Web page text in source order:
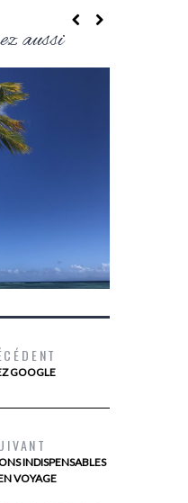
aussi
EN GRANDE
GOOGLE
INDISPENSABLES
VOYAGE